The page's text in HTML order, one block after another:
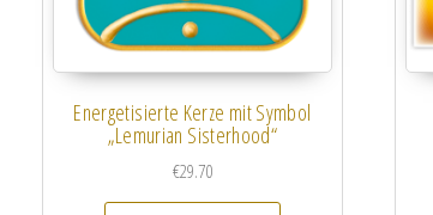
Energetisierte Kerze mit Symbol
„Lemurian Sisterhood“
€29.70